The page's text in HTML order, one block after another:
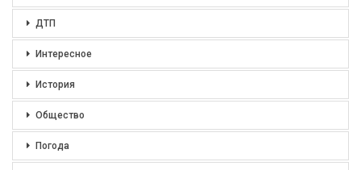
ДТП
Интересное
История
Общество
Погода